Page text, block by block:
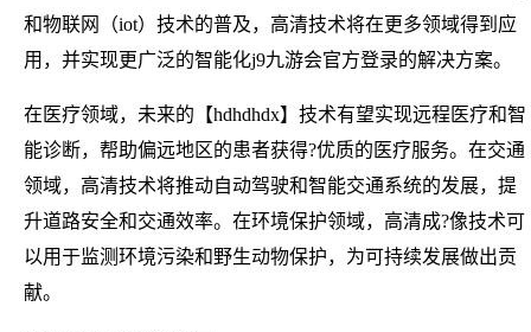
和物联网（iot）技术的普及，高清技术将在更多领域得到应
用，并实现更广泛的智能化j9九游会官方登录的解决方案。
在医疗领域，未来的【hdhdhdx】技术有望实现远程医疗和智
能诊断，帮助偏远地区的患者获得?优质的医疗服务。在交通
领域，高清技术将推动自动驾驶和智能交通系统的发展，提
升道路安全和交通效率。在环境保护领域，高清成?像技术可
以用于监测环境污染和野生动物保护，为可持续发展做出贡
献。